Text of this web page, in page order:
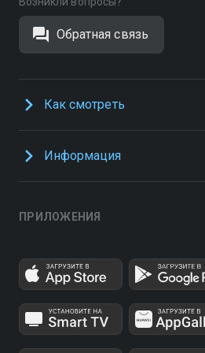
Обратная связь
Как смотреть
Информация
ПРИЛОЖЕНИЯ